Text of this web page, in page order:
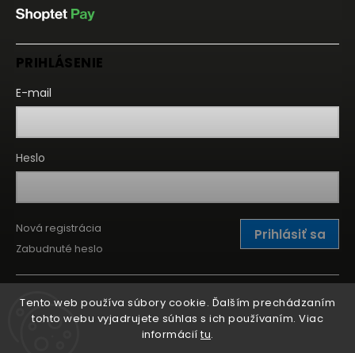
Tento web používa súbory cookie. Ďalším prechádzaním
tohto webu vyjadrujete súhlas s ich používaním. Viac
informácií tu.
PRIHLÁSENIE
E-mail
Heslo
Prihlásiť sa
Nová registrácia
Zabudnuté heslo